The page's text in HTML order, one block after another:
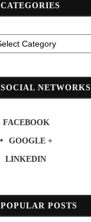
CATEGORIES
SOCIAL NETWORKS
FACEBOOK
GOOGLE +
LINKEDIN
POPULAR POSTS